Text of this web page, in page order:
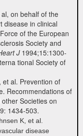
on behalf of the
disease in clinical
of the European
Society and
J 1994;15:1300-
tional Society of
al. Prevention of
Recommendations of
Societies on
1434-503.
K, et al.
disease